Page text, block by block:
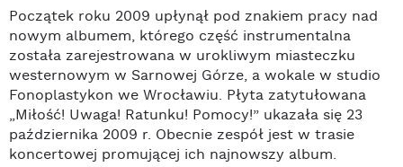
Początek roku 2009 upłynął pod znakiem pracy nad
nowym albumem, którego część instrumentalna
została zarejestrowana w urokliwym miasteczku
westernowym w Sarnowej Górze, a wokale w studio
Fonoplastykon we Wrocławiu. Płyta zatytułowana
„Miłość! Uwaga! Ratunku! Pomocy!” ukazała się 23
października 2009 r. Obecnie zespół jest w trasie
koncertowej promującej ich najnowszy album.